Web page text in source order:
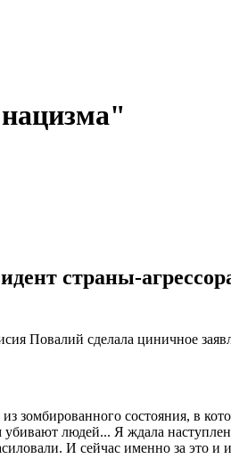
страны-
Повалий сделала циничное
зомбированного состояния, в
людей... Я ждала
И сейчас именно за это и